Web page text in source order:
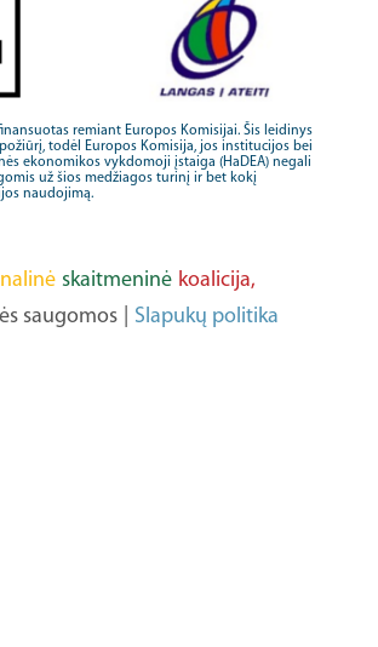
remiant Europos Komisijai. Šis leidinys
todėl Europos Komisija, jos institucijos bei
ekonomikos vykdomoji įstaiga (HaDEA) negali
už šios medžiagos turinį ir bet kokį
naudojimą.
skaitmeninė koalicija,
saugomos
Slapukų politika